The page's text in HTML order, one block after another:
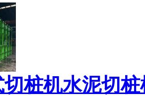
桩机水泥切桩